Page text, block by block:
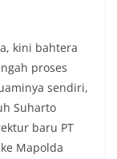
kini bahtera
proses
sendiri,
Suharto
baru PT
Mapolda